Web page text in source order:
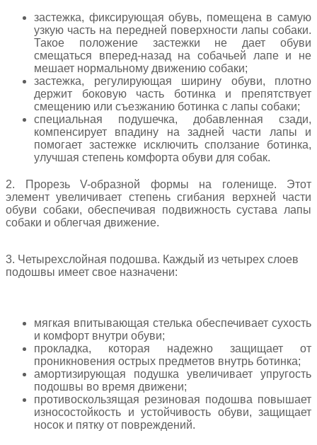
застежка, фиксирующая обувь, помещена в самую
узкую часть на передней поверхности лапы собаки.
Такое положение застежки не дает обуви
смещаться вперед-назад на собачьей лапе и не
мешает нормальному движению собаки;
застежка, регулирующая ширину обуви, плотно
держит боковую часть ботинка и препятствует
смещению или съезжанию ботинка с лапы собаки;
специальная подушечка, добавленная сзади,
компенсирует впадину на задней части лапы и
помогает застежке исключить сползание ботинка,
улучшая степень комфорта обуви для собак.
2. Прорезь V-образной формы на голенище. Этот
элемент увеличивает степень сгибания верхней части
обуви собаки, обеспечивая подвижность сустава лапы
собаки и облегчая движение.
3. Четырехслойная подошва. Каждый из четырех слоев
подошвы имеет свое назначени:
мягкая впитывающая стелька обеспечивает сухость
и комфорт внутри обуви;
прокладка, которая надежно защищает от
проникновения острых предметов внутрь ботинка;
амортизирующая подушка увеличивает упругость
подошвы во время движени;
противоскользящая резиновая подошва повышает
износостойкость и устойчивость обуви, защищает
носок и пятку от повреждений.